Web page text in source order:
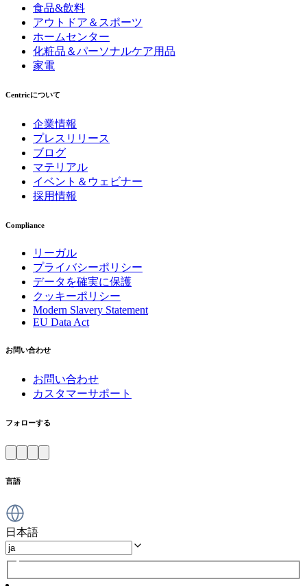
食品&飲料
アウトドア＆スポーツ
ホームセンター
化粧品＆パーソナルケア用品
家電
Centricについて
企業情報
プレスリリース
ブログ
マテリアル
イベント＆ウェビナー
採用情報
Compliance
リーガル
プライバシーポリシー
データを確実に保護
クッキーポリシー
Modern Slavery Statement
EU Data Act
お問い合わせ
お問い合わせ
カスタマーサポート
フォローする
言語
日本語